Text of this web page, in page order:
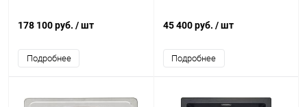
178 100 руб. / шт
Подробнее
45 400 руб. / шт
Подробнее